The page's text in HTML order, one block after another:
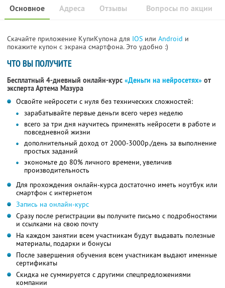
Основное Отзывы Вопросы по акции
Адреса
Скачайте приложение КупиКупона для IOS или Android и
покажите купон с экрана смартфона. Это удобно :)
ЧТО ВЫ ПОЛУЧИТЕ
Бесплатный 4-дневный онлайн-курс «Деньги на нейросетях» от
эксперта Артема Мазура
Освойте нейросети с нуля без технических сложностей:
зарабатывайте первые деньги всего через неделю
всего за три дня научитесь применять нейросети в работе и
повседневной жизни
дополнительный доход от 2000-3000р./день за выполнение
простых заданий
экономьте до 80% личного времени, увеличив
производительность
Для прохождения онлайн-курса достаточно иметь ноутбук или
смартфон с интернетом
Запись на онлайн-курс
Сразу после регистрации вы получите письмо с подробностями
и ссылками на свою почту
На каждом занятии всем участникам будут выдавать полезные
материалы, подарки и бонусы
После завершения обучения всем участникам выдают именные
сертификаты
Скидка не суммируется с другими спецпредложениями
компании